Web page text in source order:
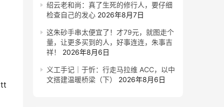
绍云老和尚：真了生死的修行人，要仔细
检查自己的发心 2026年8月7日
这朱砂手串太便宜了！才79元，就图走个
量，让更多买到的人，好事连连，朱事吉
祥！
2026年8月6日
义工手记｜于忻：行走马拉维 ACC，以中
文搭建温暖桥梁（下）
2026年8月6日